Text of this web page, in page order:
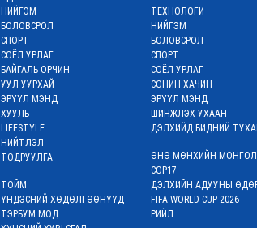
НИЙГЭМ
БОЛОВСРОЛ
СПОРТ
СОЁЛ УРЛАГ
БАЙГАЛЬ ОРЧИН
УУЛ УУРХАЙ
ЭРҮҮЛ МЭНД
ХУУЛЬ
LIFESTYLE
НИЙТЛЭЛ
ТОДРУУЛГА
ТОЙМ
ҮНДЭСНИЙ ХӨДӨЛГӨӨНҮҮД
ТЭРБУМ МОД
ТЕХНОЛОГИ
НИЙГЭМ
БОЛОВСРОЛ
СПОРТ
СОЁЛ УРЛАГ
СОНИН ХАЧИН
ЭРҮҮЛ МЭНД
ШИНЖЛЭХ УХААН
ДЭЛХИЙД БИДНИЙ
ӨНӨ МӨНХИЙН МОНГОЛ
COP17
ДЭЛХИЙН АДУУНЫ
FIFA WORLD CUP-2026
РИЙЛ